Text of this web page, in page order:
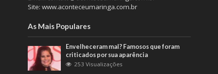
Site: www.aconteceumaringa.com.br
As Mais Populares
Envelheceram mal? Famosos que foram
criticados por sua aparência
253 Visualizações